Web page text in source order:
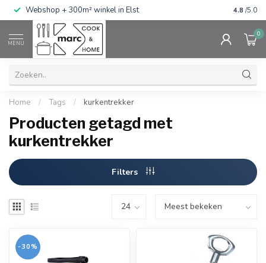
Webshop + 300m² winkel in Elst Gratis
4.8 /5.0
MENU
0
Home / Tags / kurkentrekker
Producten getagd met
kurkentrekker
Filters
-30%